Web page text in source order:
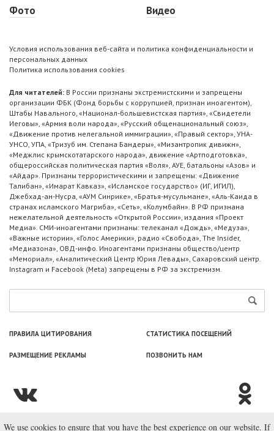
Фото
Видео
Условия использования веб-сайта и политика конфиденциальности и
персональных данных
Политика использования cookies
Для читателей: В России признаны экстремистскими и запрещены
организации ФБК (Фонд борьбы с коррупцией, признан иноагентом),
Штабы Навального, «Национал-большевистская партия», «Свидетели
Иеговы», «Армия воли народа», «Русский общенациональный союз»,
«Движение против нелегальной иммиграции», «Правый сектор», УНА-
УНСО, УПА, «Тризуб им. Степана Бандеры», «Мизантропик дивижн»,
«Меджлис крымскотатарского народа», движение «Артподготовка»,
общероссийская политическая партия «Воля», АУЕ, батальоны «Азов» и
«Айдар». Признаны террористическими и запрещены: «Движение
Талибан», «Имарат Кавказ», «Исламское государство» (ИГ, ИГИЛ),
Джебхад-ан-Нусра, «АУМ Синрике», «Братья-мусульмане», «Аль-Каида в
странах исламского Магриба», «Сеть», «Колумбайн». В РФ признана
нежелательной деятельность «Открытой России», издания «Проект
Медиа». СМИ-иноагентами признаны: телеканал «Дождь», «Медуза»,
«Важные истории», «Голос Америки», радио «Свобода», The Insider,
«Медиазона», ОВД-инфо. Иноагентами признаны общество/центр
«Мемориал», «Аналитический Центр Юрия Левады», Сахаровский центр.
Instagram и Facebook (Metа) запрещены в РФ за экстремизм.
ПРАВИЛА ЦИТИРОВАНИЯ СТАТИСТИКА ПОСЕЩЕНИЙ
РАЗМЕЩЕНИЕ РЕКЛАМЫ ПОЗВОНИТЬ НАМ
© ООО «Лаборатория Новоcтей», 2003—2026.
We use cookies to ensure that you have the best experience on our website. If